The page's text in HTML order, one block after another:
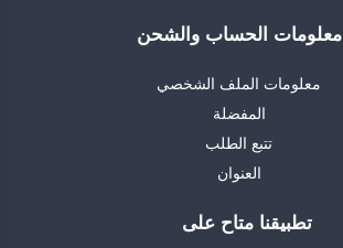
معلومات الحساب والشحن
معلومات الملف الشخصي
المفضلة
تتبع الطلب
العنوان
تطبيقنا متاح على